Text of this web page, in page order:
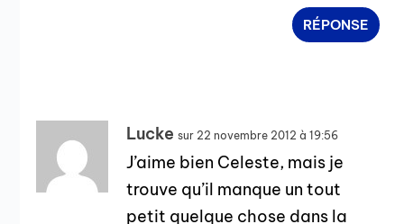
RÉPONSE
Lucke sur 22 novembre 2012 à 19:56
J’aime bien Celeste, mais je
trouve qu’il manque un tout
petit quelque chose dans la